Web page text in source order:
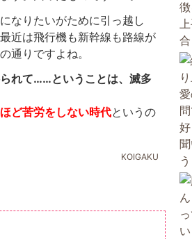
なりたいがために引っ越し
近は飛行機も新幹線も路線が
通りですよね。
れて……ということは、滅多
ど苦労をしない時代というの
KOIGAKU